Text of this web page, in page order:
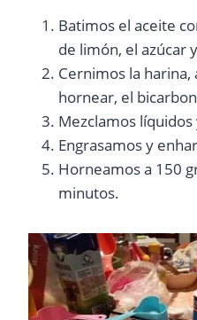
Batimos el aceite
de limón, el azúcar
Cernimos la
hornear, el
Mezclamos líquidos
Engrasamos y
Horneamos a 150
minutos.